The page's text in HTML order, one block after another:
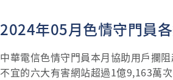
2024年05月色情守門員
中華電信色情守門員本月協助用戶攔
不宜的六大有害網站超過1億9,163萬